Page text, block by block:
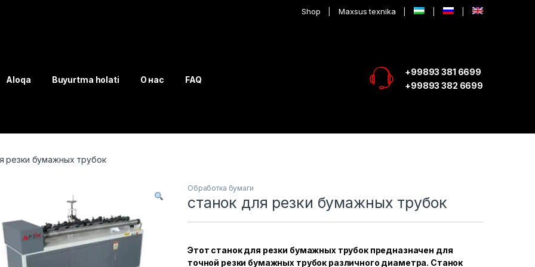
Shop Maxsus texnika
Aloqa Buyurtma holati О нас FAQ
+99893 381 6699
+99893 382 6699
резки бумажных трубок
Обработка бумаги
станок для резки бумажных трубок
Этот станок для резки бумажных трубок предназначен для
точной резки бумажных трубок различного диаметра. Станок